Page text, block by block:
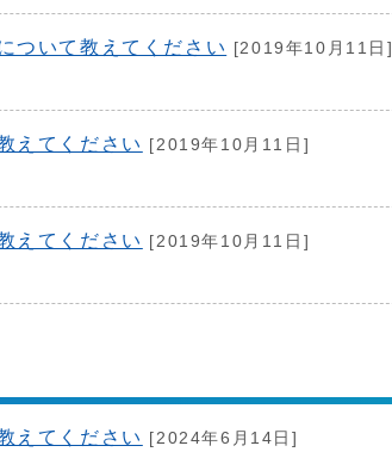
ついて教えてください [2019年10月11日]
えてください [2019年10月11日]
えてください [2019年10月11日]
えてください [2024年6月14日]